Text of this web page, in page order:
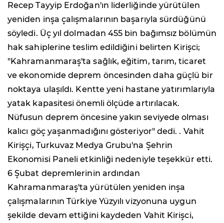
Recep Tayyip Erdoğan'ın liderliğinde yürütülen
yeniden inşa çalışmalarının başarıyla sürdüğünü
söyledi. Üç yıl dolmadan 455 bin bağımsız bölümün
hak sahiplerine teslim edildiğini belirten Kirişci;
"Kahramanmaraş'ta sağlık, eğitim, tarım, ticaret
ve ekonomide deprem öncesinden daha güçlü bir
noktaya ulaşıldı. Kentte yeni hastane yatırımlarıyla
yatak kapasitesi önemli ölçüde artırılacak.
Nüfusun deprem öncesine yakın seviyede olması
kalıcı göç yaşanmadığını gösteriyor" dedi. . Vahit
Kirişçi, Turkuvaz Medya Grubu'na Şehrin
Ekonomisi Paneli etkinliği nedeniyle teşekkür etti.
6 Şubat depremlerinin ardından
Kahramanmaraş'ta yürütülen yeniden inşa
çalışmalarının Türkiye Yüzyılı vizyonuna uygun
şekilde devam ettiğini kaydeden Vahit Kirişci,